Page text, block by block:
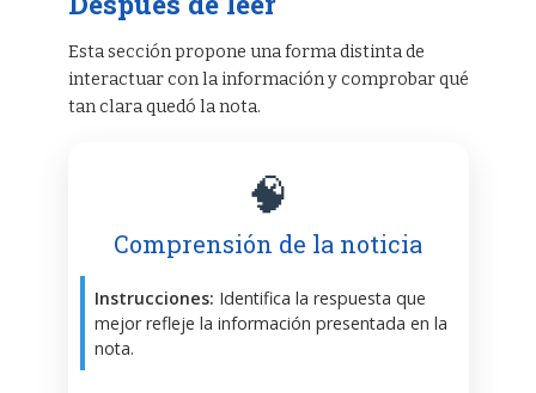
Esta sección propone una forma distinta de
interactuar con la información y comprobar qué
tan clara quedó la nota.
🧠
Comprensión de la noticia
Instrucciones: Identifica la respuesta que
mejor refleje la información presentada en la
nota.